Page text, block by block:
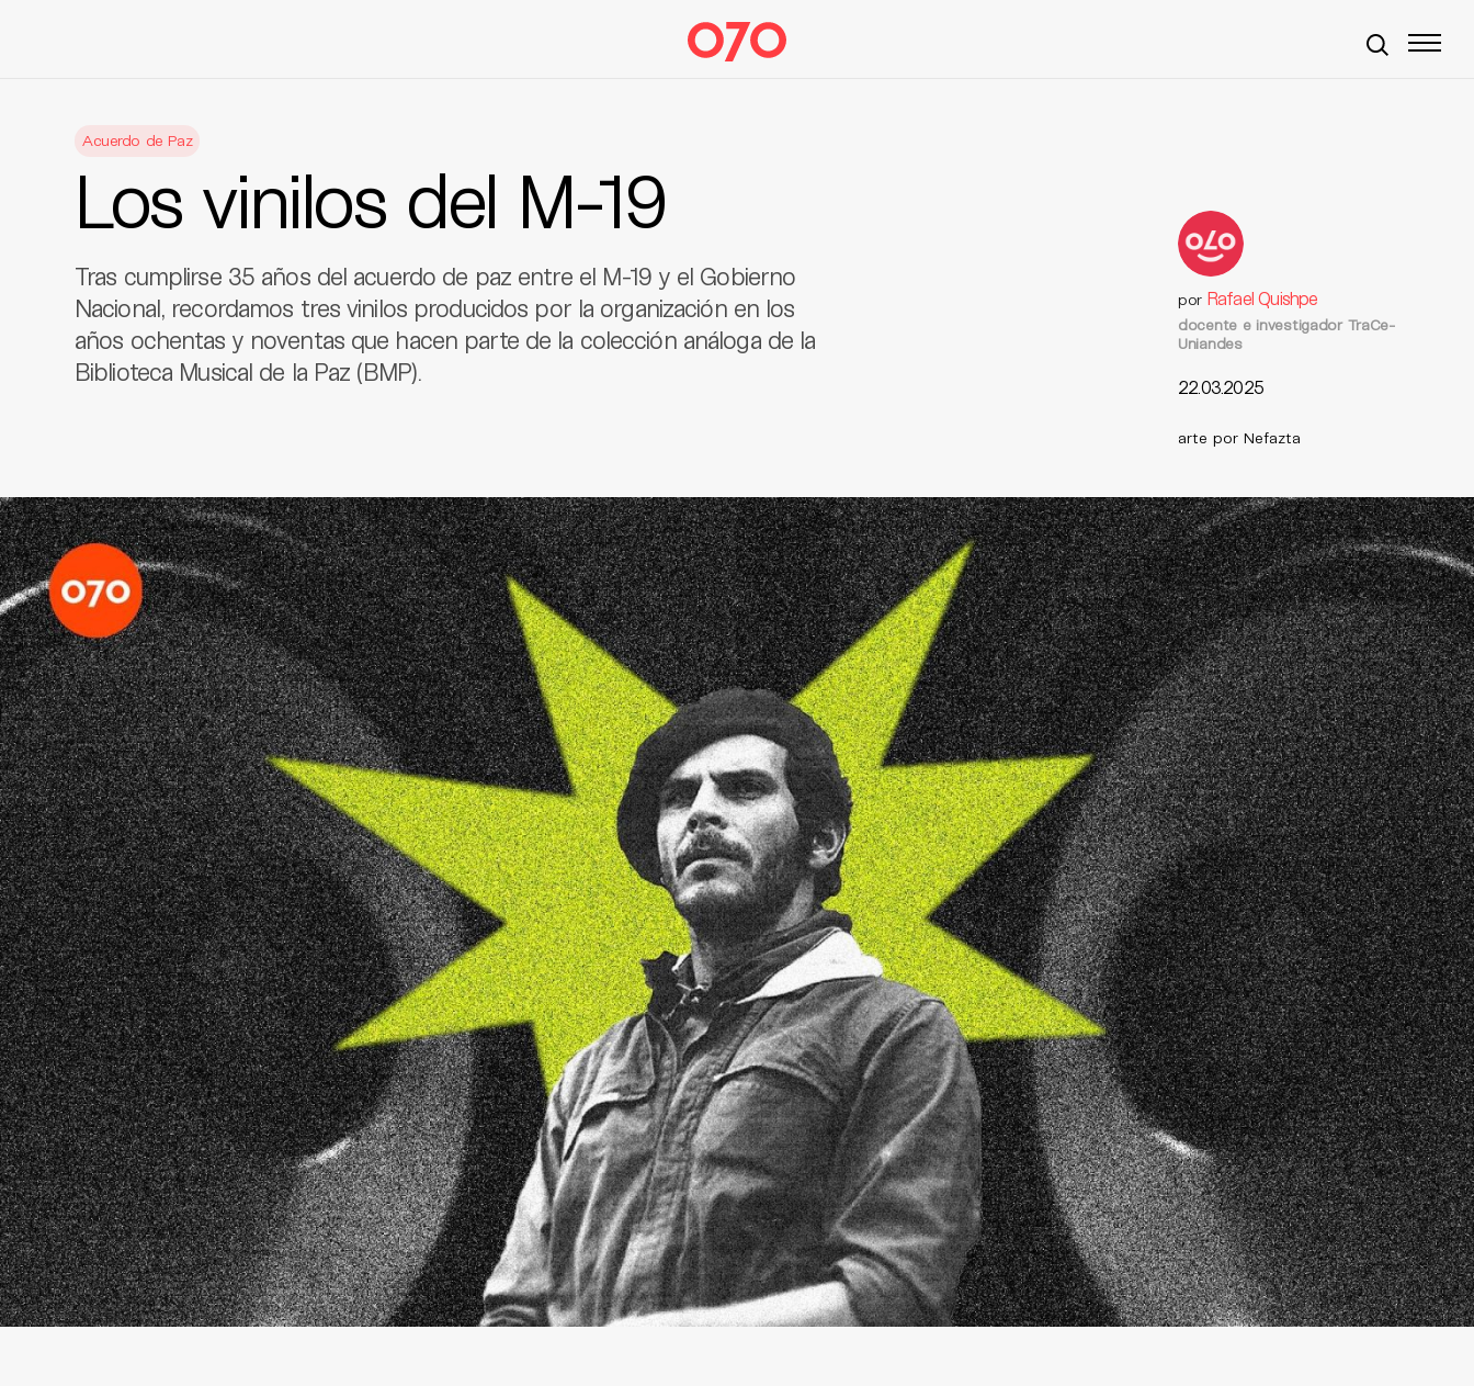
Acuerdo de Paz
Los vinilos del M-19
Tras cumplirse 35 años del acuerdo de paz entre el M-19 y el Gobierno
Nacional, recordamos tres vinilos producidos por la organización en los
años ochentas y noventas que hacen parte de la colección análoga de la
Biblioteca Musical de la Paz (BMP).
por Rafael Quishpe
docente e investigador TraCe-
Uniandes
22.03.2025
arte por Nefazta